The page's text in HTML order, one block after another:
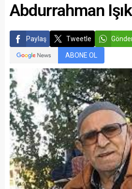
Abdurrahman
Paylaş Tweetle
ABONE OL